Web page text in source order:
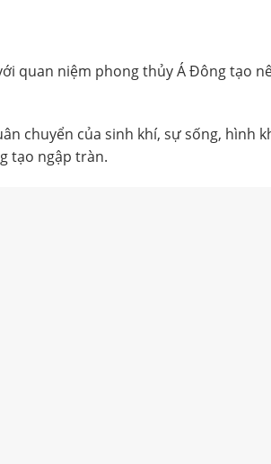
quan niệm phong thủy Á Đông tạo
chuyển của sinh khí, sự sống, hình
tạo ngập tràn.